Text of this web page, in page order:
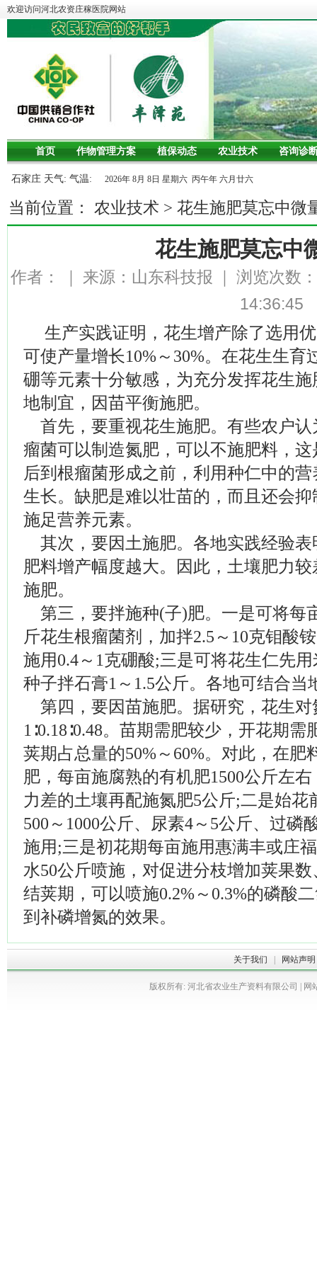
欢迎访问河北农资庄稼医院网站
首页 作物管理方案 植保动态 农业技术 咨询诊
石家庄 天气: 气温: 2026年 8月 8日 星期六 丙午年 六月廿六
当前位置： 农业技术 > 花生施肥莫忘中微
花生施肥莫忘中
作者： 来源：山东科技报
浏览次数：
14:36:45
生产实践证明，花生增产除了选用
可使产量增长10%～30%。在花生生育
硼等元素十分敏感，为充分发挥花生
地制宜，因苗平衡施肥。
首先，要重视花生施肥。有些农户
瘤菌可以制造氮肥，可以不施肥料，
后到根瘤菌形成之前，利用种仁中的
生长。缺肥是难以壮苗的，而且还会
施足营养元素。
其次，要因土施肥。各地实践经验
肥料增产幅度越大。因此，土壤肥力
施肥。
第三，要拌施种(子)肥。一是可将每
斤花生根瘤菌剂，加拌2.5～10克钼酸
施用0.4～1克硼酸;三是可将花生仁先
种子拌石膏1～1.5公斤。各地可结合当
第四，要因苗施肥。据研究，花生对
1∶0.18∶0.48。苗期需肥较少，开花期
荚期占总量的50%～60%。对此，在肥
肥，每亩施腐熟的有机肥1500公斤左
力差的土壤再配施氮肥5公斤;二是始
500～1000公斤、尿素4～5公斤、过磷
施用;三是初花期每亩施用惠满丰或庄
水50公斤喷施，对促进分枝增加荚果
结荚期，可以喷施0.2%～0.3%的磷酸
到补磷增氮的效果。
关于我们 网站声明
版权所有: 河北省农业生产资料有限公司 | 网